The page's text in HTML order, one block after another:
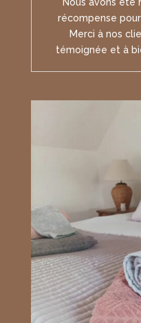
récompense
Merci à nos
témoignée et à